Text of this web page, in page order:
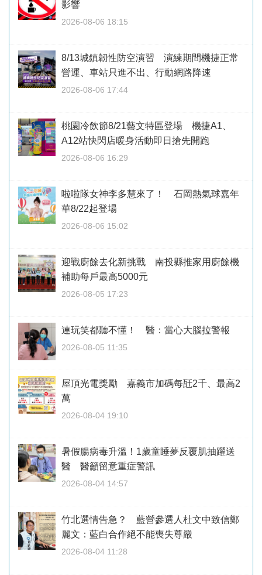
影響
2026-08-06 18:15
8/13城鎮韌性防空演習 演練期間機捷正常
營運、車站只進不出、行動網路降速
2026-08-06 17:44
桃園冷飲節8/21藝文特區登場 機捷A1、
A12站快閃店暖身活動即日搶先開跑
2026-08-06 16:29
啦啦隊女神李多慧來了！ 石岡熱氣球嘉年
華8/22起登場
2026-08-06 15:02
迎戰廚餘去化新挑戰 南投縣推家用廚餘機
補助每戶最高5000元
2026-08-05 17:23
連玩笑都聽不懂！ 醫：當心大腦拉警報
2026-08-05 11:35
屋頂光電獎勵 嘉義市加碼每瓩2千、最高2
萬
2026-08-04 19:10
暑假腸病毒升溫！1歲童睡夢反覆肌抽躍送
醫 醫籲留意重症警訊
2026-08-04 14:57
竹北選情告急？ 藍營參選人杜文中致信鄭
麗文：藍白合作絕不能喪失尊嚴
2026-08-04 11:28